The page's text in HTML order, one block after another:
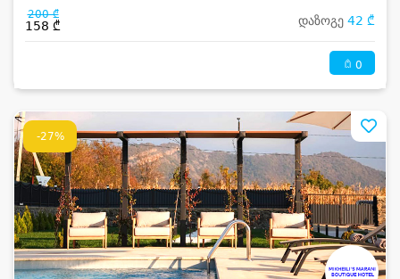
200 ₾
158 ₾ დაზოგე 42 ₾
0
-27%